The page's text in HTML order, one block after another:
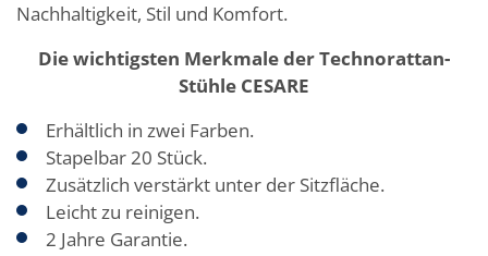
Nachhaltigkeit, Stil und Komfort.
Die wichtigsten Merkmale der Technorattan-
Stühle CESARE
Erhältlich in zwei Farben.
Stapelbar 20 Stück.
Zusätzlich verstärkt unter der Sitzfläche.
Leicht zu reinigen.
2 Jahre Garantie.